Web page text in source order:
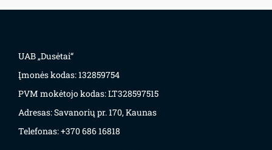
UAB „Dusėtai“
Įmonės kodas: 132859754
PVM mokėtojo kodas: LT328597515
Adresas: Savanorių pr. 170, Kaunas
Telefonas: +370 686 16818